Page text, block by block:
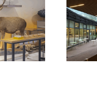
Abords Oxygen